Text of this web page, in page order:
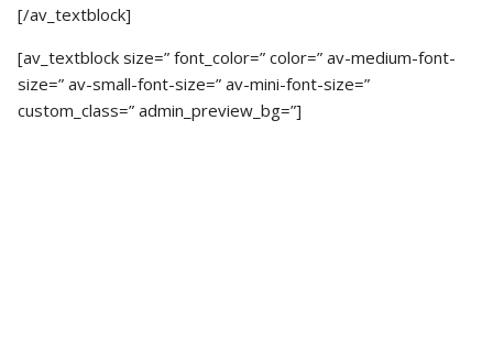
[/av_textblock]
[av_textblock size=” font_color=” color=” av-medium-font-
size=” av-small-font-size=” av-mini-font-size=”
custom_class=” admin_preview_bg=”]